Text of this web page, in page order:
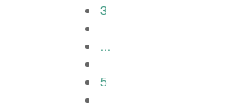
3
...
5